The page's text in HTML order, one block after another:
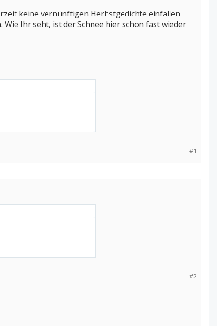
keine vernünftigen Herbstgedichte einfallen
Ihr seht, ist der Schnee hier schon fast wieder
#1
#2